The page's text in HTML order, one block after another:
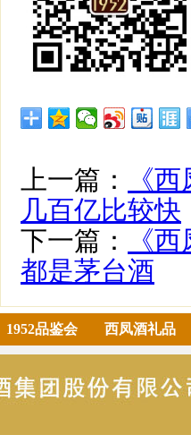
上一篇：
《
几百亿比较快
下一篇：
《
都是茅台酒
1952品鉴会 西凤酒礼品